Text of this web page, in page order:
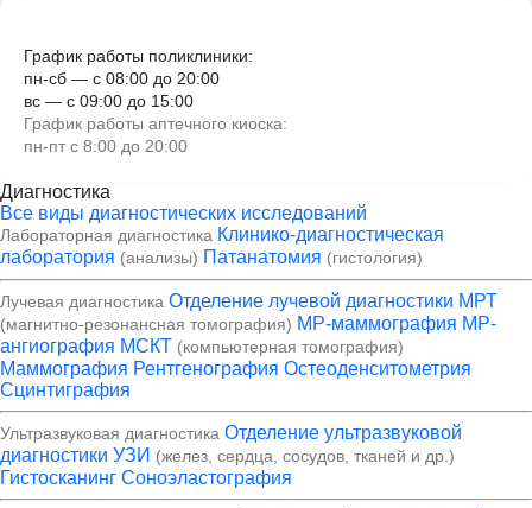
График работы поликлиники:
пн-сб — с 08:00 до 20:00
вс — с 09:00 до 15:00
График работы аптечного киоска:
пн-пт с 8:00 до 20:00
Диагностика
Все виды диагностических исследований
Лабораторная диагностика Клинико-диагностическая
лаборатория (анализы) Патанатомия (гистология)
Лучевая диагностика Отделение лучевой диагностики МРТ
(магнитно-резонансная томография) МР-маммография МР-
ангиография МСКТ (компьютерная томография)
Маммография Рентгенография Остеоденситометрия
Сцинтиграфия
Ультразвуковая диагностика Отделение ультразвуковой
диагностики УЗИ (желез, сердца, сосудов, тканей и др.)
Гистосканинг Соноэластография